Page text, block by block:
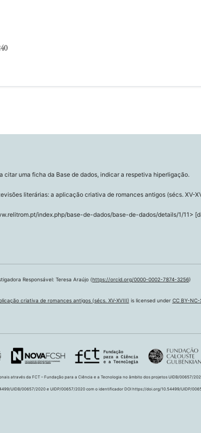
citar uma ficha da Base de dados, indicar a respetiva hiperligação.
literárias: a aplicação criativa de romances antigos (sécs. XV-
index.php/base-de-dados/base-de-dados/details/1/11>
Responsável: Teresa Araújo (https://orcid.org/0000-0002-7874-3256)
criativa de romances antigos (sécs. XV-XVIII) is licensed under CC BY-NC-
através da FCT – Fundação para a Ciência e a Tecnologia no âmbito dos projetos UIDB/00657/
UIDB/00657/2020 e UIDP/00657/2020 com o identificador DOI https://doi.org/10.54499/UIDP/